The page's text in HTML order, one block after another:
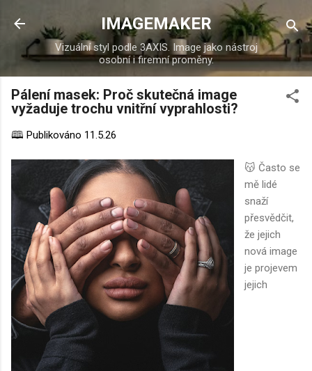
Přeskočit na hlavní obsah
IMAGEMAKER
Vizuální styl podle 3AXIS. Image jako nástroj
osobní i firemní proměny.
Pálení masek: Proč skutečná image
vyžaduje trochu vnitřní vyprahlosti?
🕮 Publikováno 11.5.26
😽 Často se
mě lidé
snaží
přesvědčit,
že jejich
nová image
je projevem
jejich